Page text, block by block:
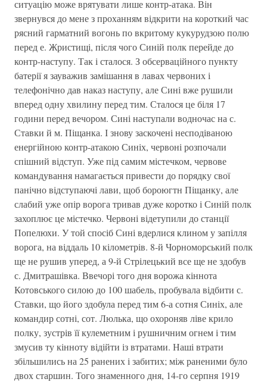
ситуацію може врятувати лише контр-атака. Він
звернувся до мене з проханням відкрити на короткий час
рясний гарматний вогонь по вкритому кукурудзою полю
перед е. Жристищі, після чого Синій полк перейде до
контр-наступу. Так і сталося. З обсерваційного пункту
батерії я зауважив замішання в лавах червоних і
телефонічно дав наказ наступу, але Сині вже рушили
вперед одну хвилину перед тим. Сталося це біля 17
години перед вечором. Сині наступали водночас на с.
Ставки й м. Піщанка. І знову заскочені несподіваною
енергійною контр-атакою Синіх, червоні розпочали
спішний відступ. Уже під самим містечком, червове
командування намагається привести до порядку свої
панічно відступаючі лави, щоб бороюгтн Піщанку, але
слабий уже опір ворога тривав дуже коротко і Синій полк
захоплює це містечко. Червоні відетупили до станції
Попелюхи. У той спосіб Сині вдерлися клином у запілля
ворога, на віддаль 10 кілометрів. 8-й Чорноморський полк
ще не рушив уперед, а 9-й Стрілецький все ще не здобув
с. Дмитрашівка. Ввечорі того дня ворожа кіннота
Котовського силою до 100 шабель, пробувала відбити с.
Ставки, що його здобула перед тим 6-а сотня Синіх, але
командир сотні, сот. Люлька, що охороняв ліве крило
полку, зустрів її кулеметним і рушничним огнем і тим
змусив ту кінноту відійти із втратами. Наші втрати
збільшились на 25 ранених і забитих; між раненими було
двох старшин. Того знаменного дня, 14-го серпня 1919